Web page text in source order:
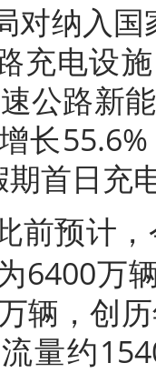
纳入国
充电设
公路新
长
期首日充
前预计
6400万
辆，创
量约